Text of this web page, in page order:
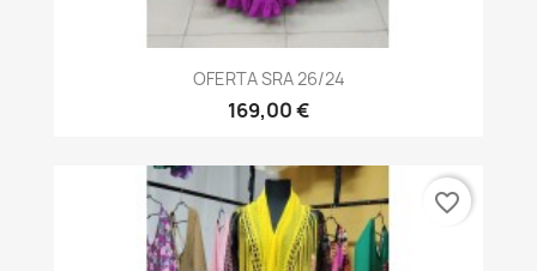
OFERTA SRA 26/24
169,00 €
favorite_border